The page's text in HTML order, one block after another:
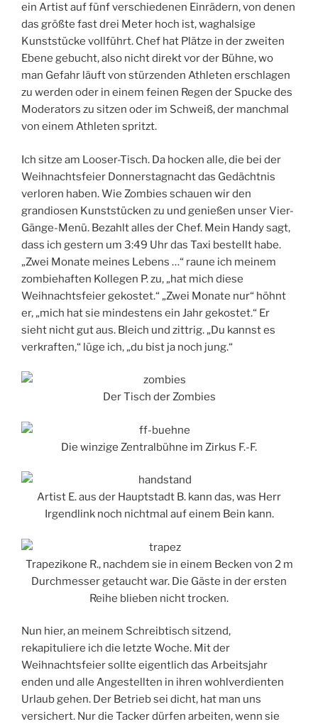
ein Artist auf fünf verschiedenen Einrädern, von denen
das größte fast drei Meter hoch ist, waghalsige
Kunststücke vollführt. Chef hat Plätze in der zweiten
Ebene gebucht, also nicht direkt vor der Bühne, wo
man Gefahr läuft von stürzenden Athleten erschlagen
zu werden oder in einem feinen Regen der Spucke des
Moderators zu sitzen oder im Schweiß, der manchmal
von einem Athleten spritzt.
Ich sitze am Looser-Tisch. Da hocken alle, die bei der
Weihnachtsfeier Donnerstagnacht das Gedächtnis
verloren haben. Wie Zombies schauen wir den
grandiosen Kunststücken zu und genießen unser Vier-
Gänge-Menü. Bezahlt alles der Chef. Mein Handy sagt,
dass ich gestern um 3:49 Uhr das Taxi bestellt habe.
„Zwei Monate meines Lebens …“ raune ich meinem
zombiehaften Kollegen P. zu, „hat mich diese
Weihnachtsfeier gekostet.“ „Zwei Monate nur“ höhnt
er, „mich hat sie mindestens ein Jahr gekostet.“ Er
sieht nicht gut aus. Bleich und zittrig. „Du kannst es
verkraften,“ lüge ich, „du bist ja noch jung.“
Der Tisch der Zombies
Die winzige Zentralbühne im Zirkus F.-F.
Artist E. aus der Hauptstadt B. kann das, was Herr
Irgendlink noch nichtmal auf einem Bein kann.
Trapezikone R., nachdem sie in einem Becken von 2 m
Durchmesser getaucht war. Die Gäste in der ersten
Reihe blieben nicht trocken.
Nun hier, an meinem Schreibtisch sitzend,
rekapituliere ich die letzte Woche. Mit der
Weihnachtsfeier sollte eigentlich das Arbeitsjahr
enden und alle Angestellten in ihren wohlverdienten
Urlaub gehen. Der Betrieb sei dicht, hat man uns
versichert. Nur die Tacker dürfen arbeiten, wenn sie